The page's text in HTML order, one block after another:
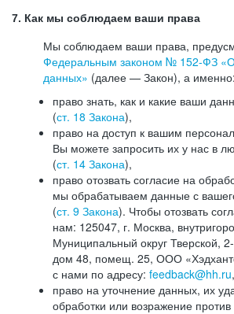
7. Как мы соблюдаем ваши права
Мы соблюдаем ваши права,
Федеральным законом № 152-ФЗ
данных» (далее — Закон), а именно:
право знать, как и какие ваши
(ст. 18 Закона),
право на доступ к вашим
Вы можете запросить их у нас в
(ст. 14 Закона),
право отозвать согласие на
мы обрабатываем данные с
(ст. 9 Закона). Чтобы отозвать
нам: 125047, г. Москва,
Муниципальный округ Тверской,
дом 48, помещ. 25, ООО
с нами по адресу: feedback@hh.ru,
право на уточнение данных, их
обработки или возражение против